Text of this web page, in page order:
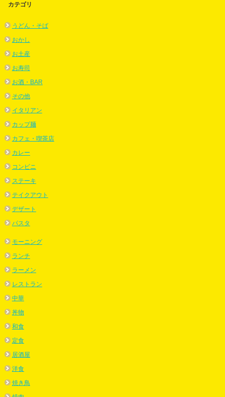
カテゴリ
うどん・そば
おかし
お土産
お寿司
お酒・BAR
その他
イタリアン
カップ麺
カフェ・喫茶店
カレー
コンビニ
ステーキ
テイクアウト
デザート
パスタ
モーニング
ランチ
ラーメン
レストラン
中華
丼物
和食
定食
居酒屋
洋食
焼き鳥